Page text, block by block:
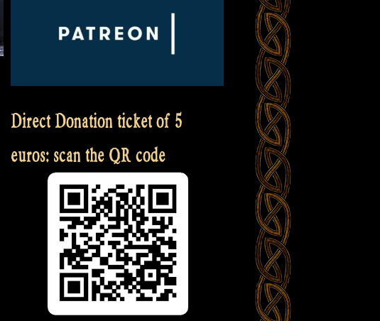
Direct Donation ticket of 5
euros: scan the QR code